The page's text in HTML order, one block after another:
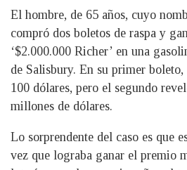
El hombre, de 65 años, cuyo
compró dos boletos de raspa y
‘$2.000.000 Richer’ en una
de Salisbury. En su primer
100 dólares, pero el segundo
millones de dólares.
Lo sorprendente del caso es que
vez que lograba ganar el premio